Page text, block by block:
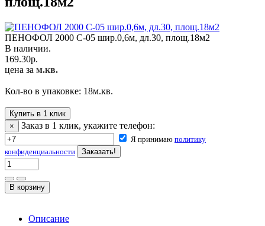
ПЕНОФОЛ 2000 C-05 шир.0,6м, дл.30, площ.18м2
В наличии.
169.30р.
цена за м.кв.
Кол-во в упаковке: 18м.кв.
Купить в 1 клик
×
Заказ в 1 клик, укажите телефон:
Я принимаю политику
конфиденциальности
Описание